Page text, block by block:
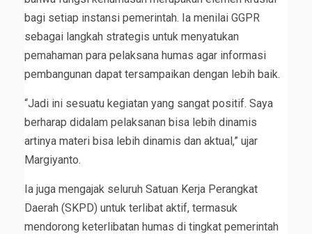
bagi setiap instansi pemerintah. Ia menilai GGPR
sebagai langkah strategis untuk menyatukan
pemahaman para pelaksana humas agar informasi
pembangunan dapat tersampaikan dengan lebih baik.
“Jadi ini sesuatu kegiatan yang sangat positif. Saya
berharap didalam pelaksanan bisa lebih dinamis
artinya materi bisa lebih dinamis dan aktual,” ujar
Margiyanto.
Ia juga mengajak seluruh Satuan Kerja Perangkat
Daerah (SKPD) untuk terlibat aktif, termasuk
mendorong keterlibatan humas di tingkat pemerintah